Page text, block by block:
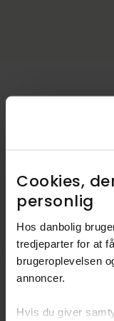
Cookies,
personlig​
Hos danbolig
tredjeparter for at
brugeroplevelsen
annoncer.​
Hvis du giver
Kommunen
Grundskyld
Kirkeskat